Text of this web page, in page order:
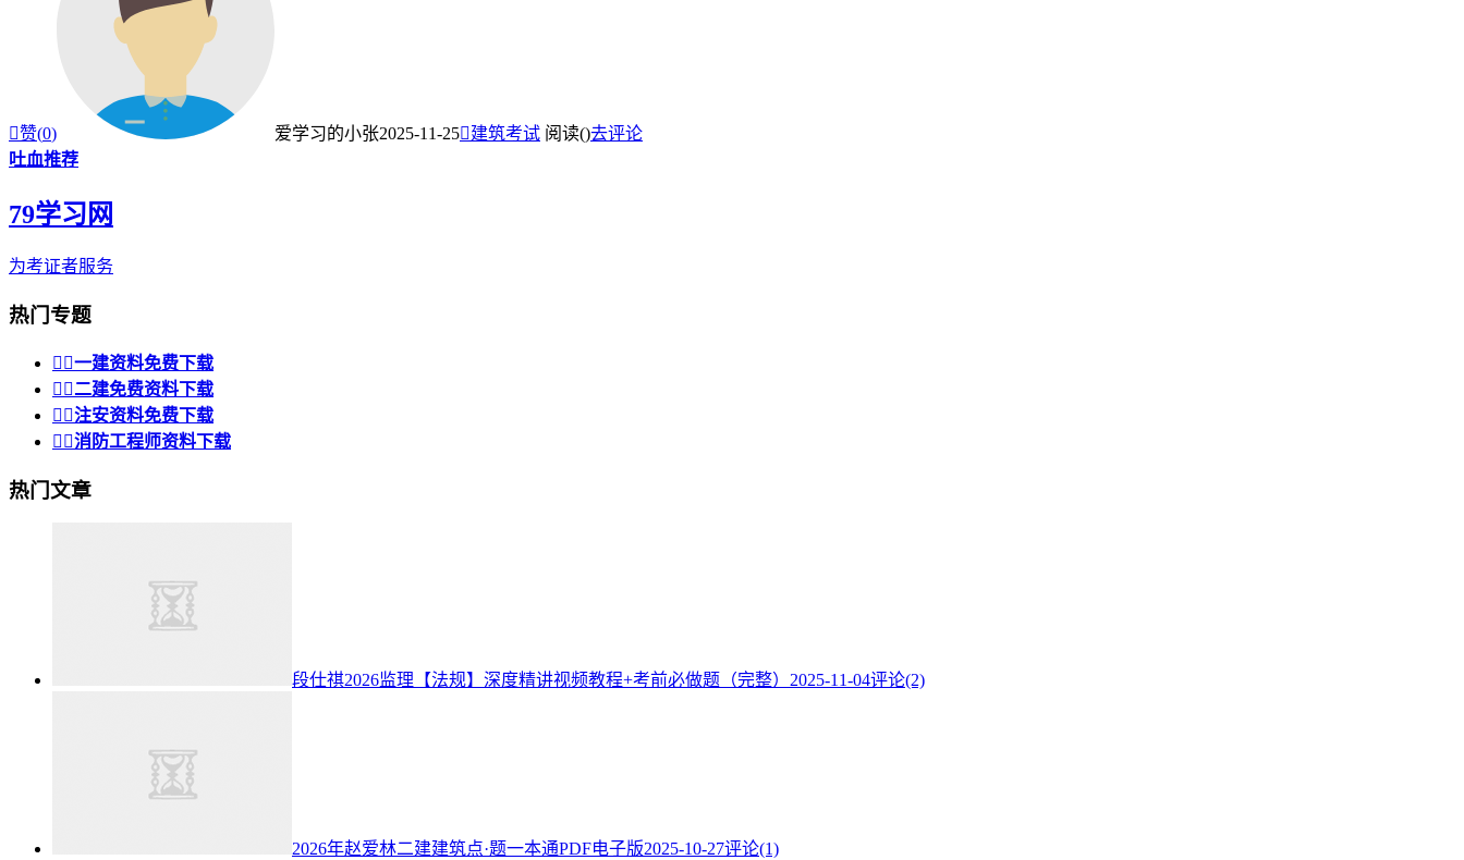
赞(0) 爱学习的小张2025-11-25建筑考试 阅读()去评论
吐血推荐
79学习网
为考证者服务
热门专题
 一建资料免费下载
 二建免费资料下载
 注安资料免费下载
 消防工程师资料下载
热门文章
段仕祺2026监理【法规】深度精讲视频教程+考前必做题（完整） 2025-11-04评论(2)
2026年赵爱林二建建筑点·题一本通PDF电子版2025-10-27评论(1)